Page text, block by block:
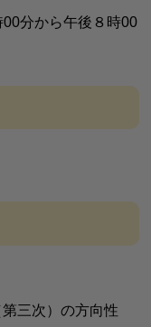
分から午後８時00
三次）の方向性